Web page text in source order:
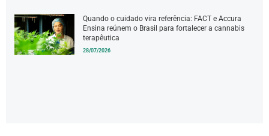
Quando o cuidado vira referência: FACT e Accura
Ensina reúnem o Brasil para fortalecer a cannabis
terapêutica
28/07/2026